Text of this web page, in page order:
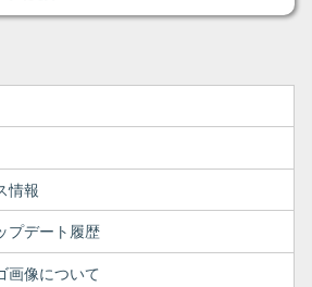
情報
プデート履歴
画像について